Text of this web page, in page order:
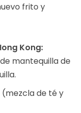
frito y
Kong:
mantequilla de
(mezcla de té y